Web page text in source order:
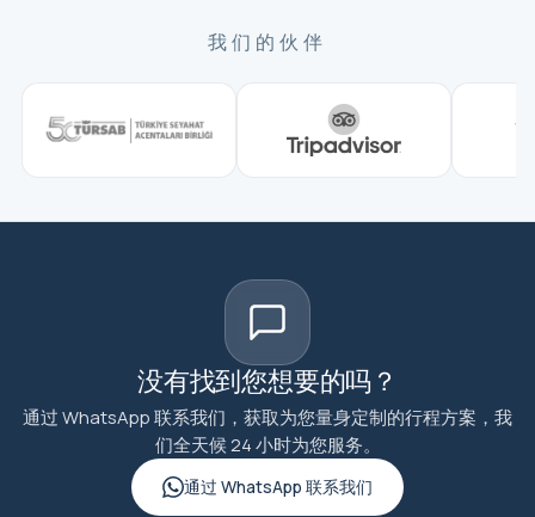
我们的伙伴
没有找到您想要的吗？
通过 WhatsApp 联系我们，获取为您量身定制的行程方案，我
们全天候 24 小时为您服务。
通过 WhatsApp 联系我们